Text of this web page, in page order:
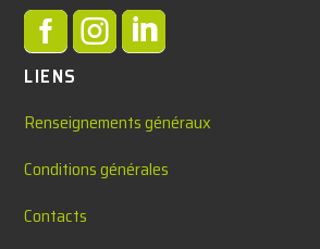

LIENS
Renseignements généraux
Conditions générales
Contacts